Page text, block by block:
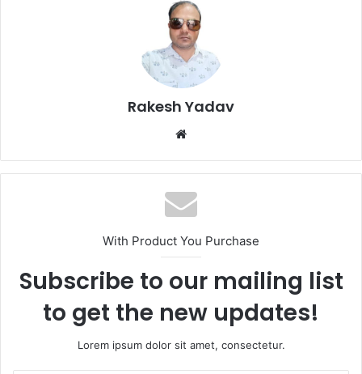
Rakesh Yadav
b
s
i
e
With Product You Purchase
Subscribe to our mailing list
to get the new updates!
Lorem ipsum dolor sit amet, consectetur.